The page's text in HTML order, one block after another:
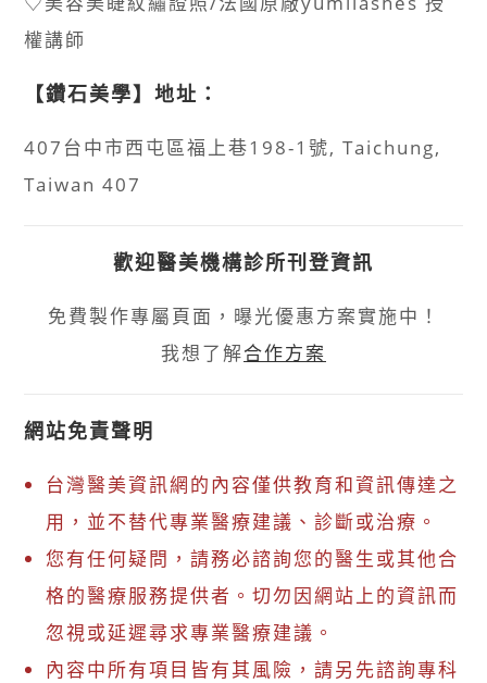
權講師
【鑽石美學】地址：
407台中市西屯區福上巷198-1號, Taichung,
Taiwan 407
歡迎醫美機構診所刊登資訊
免費製作專屬頁面，曝光優惠方案實施中！
我想了解合作方案
網站免責聲明
台灣醫美資訊網的內容僅供教育和資訊傳達之
用，並不替代專業醫療建議、診斷或治療。
您有任何疑問，請務必諮詢您的醫生或其他合
格的醫療服務提供者。切勿因網站上的資訊而
忽視或延遲尋求專業醫療建議。
內容中所有項目皆有其風險，請另先諮詢專科